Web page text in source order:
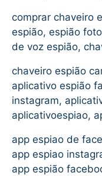
comprar chaveiro
espião, espião
de voz espião,
chaveiro espião
aplicativo espião
instagram,
aplicativoespiao,
app espiao de
app espiao
app espião